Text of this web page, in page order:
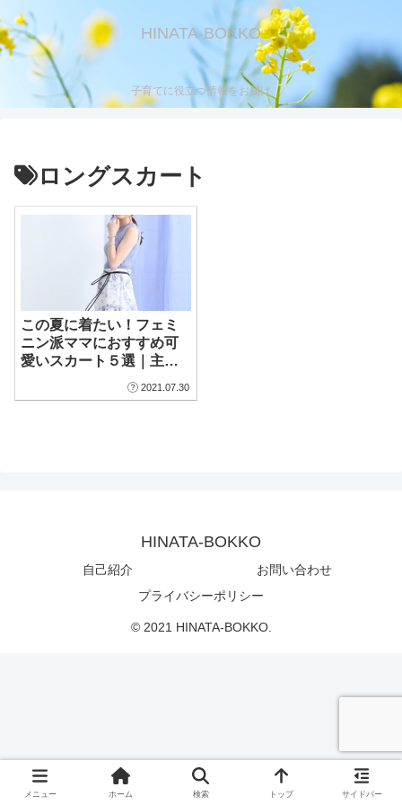
HINATA-BOKKO
子育てに役立つ情報をお届け
ロングスカート
この夏に着たい！フェミ
ニン派ママにおすすめ可
愛いスカート５選｜主役
スカートがコーデのピン
チヒッター
2021.07.30
HINATA-BOKKO
自己紹介
お問い合わせ
プライバシーポリシー
© 2021 HINATA-BOKKO.
メニュー ホーム 検索 トップ サイドバー